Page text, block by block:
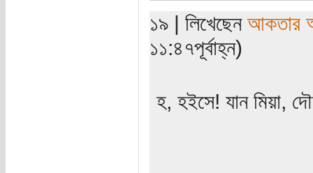
১৯ | লিখেছেন আকতার
১১:৪৭পূর্বাহ্ন)
হ, হইসে! যান মিয়া,